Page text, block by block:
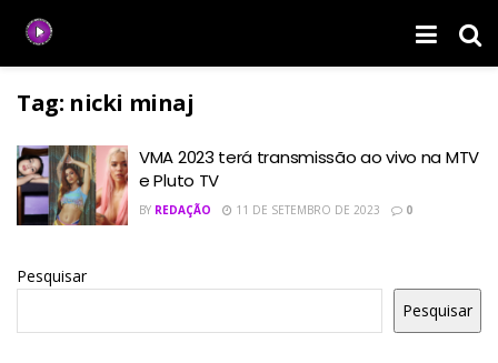
Tag: nicki minaj
VMA 2023 terá transmissão ao vivo na MTV
e Pluto TV
BY REDAÇÃO 11 DE SETEMBRO DE 2023 0
Pesquisar
Pesquisar